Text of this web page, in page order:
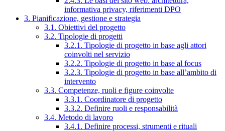
informativa privacy, riferimenti DPO
3. Pianificazione, gestione e strategia
3.1. Obiettivi del progetto
3.2. Tipologie di progetti
3.2.1. Tipologie di progetto in base agli attori
coinvolti nel servizio
3.2.2. Tipologie di progetto in base al focus
3.2.3. Tipologie di progetto in base all’ambito di
intervento
3.3. Competenze, ruoli e figure coinvolte
3.3.1. Coordinatore di progetto
3.3.2. Definire ruoli e responsabilità
3.4. Metodo di lavoro
3.4.1. Definire processi, strumenti e rituali